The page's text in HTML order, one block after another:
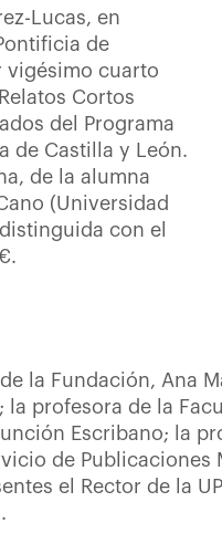
Lucas, en
de
vigésimo cuarto
Cortos
del Programa
de Castilla y León.
de la alumna
(Universidad
con el
la Fundación, Ana
profesora de la
Escribano; la
de
el Rector de la